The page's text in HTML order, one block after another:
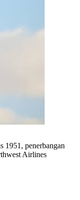
1951, penerbangan
Airlines